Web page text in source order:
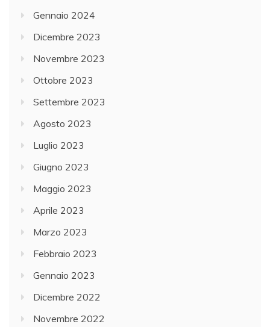
Gennaio 2024
Dicembre 2023
Novembre 2023
Ottobre 2023
Settembre 2023
Agosto 2023
Luglio 2023
Giugno 2023
Maggio 2023
Aprile 2023
Marzo 2023
Febbraio 2023
Gennaio 2023
Dicembre 2022
Novembre 2022